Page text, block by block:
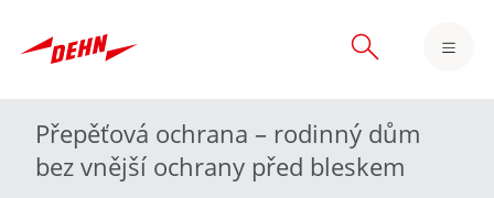
main
Přepěťová ochrana – rodinný dům
bez vnější ochrany před bleskem